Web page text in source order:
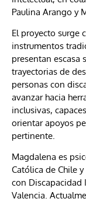
Paulina Arango y
El proyecto surge
instrumentos
presentan escasa
trayectorias de
personas con
avanzar hacia
inclusivas,
orientar apoyos
pertinente.
Magdalena es
Católica de Chile
con Discapacidad
Valencia.